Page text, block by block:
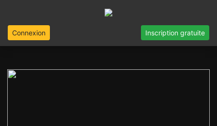
Connexion Inscription gratuite